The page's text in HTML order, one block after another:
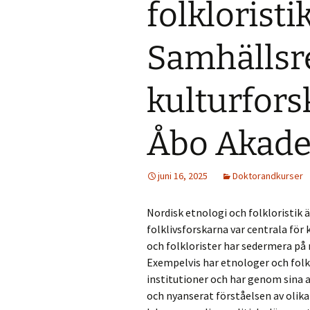
Folklore Conference
Svenska etnologidagarna
2026
Save the date: ISFNR
2026 Reykjavík –
Nature(s) in Narrative
Swedish STS conference
2026: Cross-Pollinations,
Contamination,
Summer
ISFNR
Oktober:
spår:
Unescos
Networks,
Media
Marcus
Symposium
Åbo
juni 16, 2025 Doktorandkurser
Nordisk etnologi och folkloristik
folklivsforskarna var centrala
och folklorister har sedermera
Exempelvis har etnologer och
institutioner och har genom
och nyanserat förståelsen av